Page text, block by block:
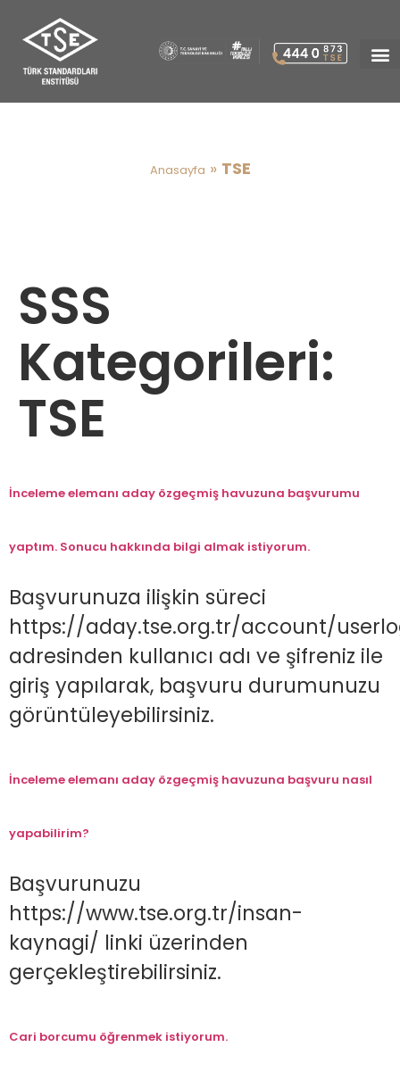
Anasayfa » TSE
SSS
Kategorileri:
TSE
İnceleme elemanı aday özgeçmiş havuzuna başvurumu
yaptım. Sonucu hakkında bilgi almak istiyorum.
Başvurunuza ilişkin süreci
https://aday.tse.org.tr/account/
adresinden kullanıcı adı ve şifreniz ile
giriş yapılarak, başvuru durumunuzu
görüntüleyebilirsiniz.
İnceleme elemanı aday özgeçmiş havuzuna başvuru nasıl
yapabilirim?
Başvurunuzu
https://www.tse.org.tr/insan-
kaynagi/ linki üzerinden
gerçekleştirebilirsiniz.
Cari borcumu öğrenmek istiyorum.